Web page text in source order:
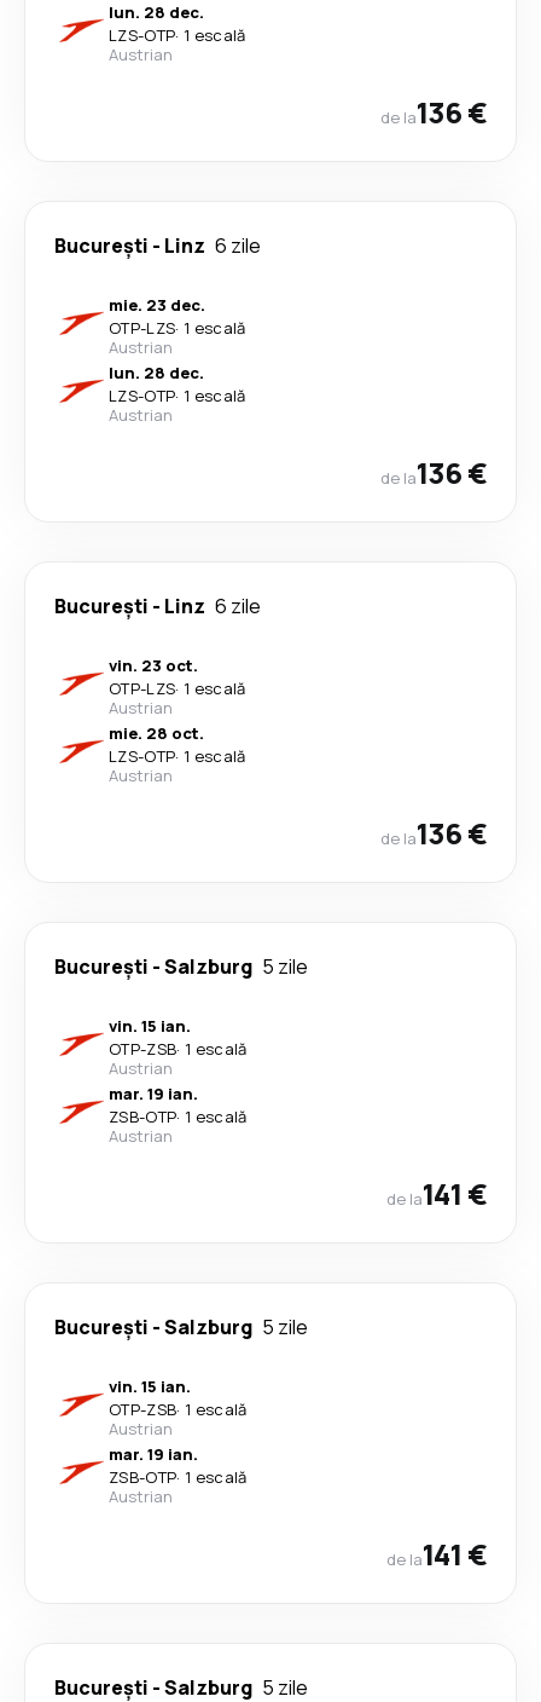
lun. 28 dec.
LZS-OTP· 1 escală
Austrian
de la136 €
București - Linz 6 zile
mie. 23 dec.
OTP-LZS· 1 escală
Austrian
lun. 28 dec.
LZS-OTP· 1 escală
Austrian
de la136 €
București - Linz 6 zile
vin. 23 oct.
OTP-LZS· 1 escală
Austrian
mie. 28 oct.
LZS-OTP· 1 escală
Austrian
de la136 €
București -Salzburg 5 zile
vin. 15 ian.
OTP-ZSB· 1 escală
Austrian
mar. 19 ian.
ZSB-OTP· 1 escală
Austrian
de la141 €
București -Salzburg 5 zile
vin. 15 ian.
OTP-ZSB· 1 escală
Austrian
mar. 19 ian.
ZSB-OTP· 1 escală
Austrian
de la141 €
București -Salzburg 5 zile